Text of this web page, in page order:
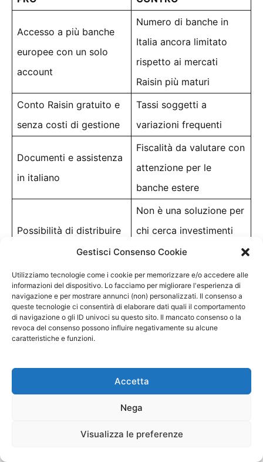
Gestisci Consenso Cookie
Utilizziamo tecnologie come i cookie per memorizzare e/o accedere alle
informazioni del dispositivo. Lo facciamo per migliorare l'esperienza di
navigazione e per mostrare annunci (non) personalizzati. Il consenso a
queste tecnologie ci consentirà di elaborare dati quali il comportamento
di navigazione o gli ID univoci su questo sito. Il mancato consenso o la
revoca del consenso possono influire negativamente su alcune
caratteristiche e funzioni.
Accetta
Nega
Visualizza le preferenze
Accesso a più banche
europee con un solo
account
Numero di banche in
Italia ancora limitato
rispetto ai mercati
Raisin più maturi
Conto Raisin gratuito e
senza costi di gestione
Tassi soggetti a
variazioni frequenti
Documenti e assistenza
in italiano
Fiscalità da valutare con
attenzione per le
banche estere
Possibilità di distribuire
la liquidità tra più
banche
Non è una soluzione per
chi cerca investimenti
ad alto rendimento o
strumenti finanziari
rischiosi
Perché Raisin può
essere utile proprio a un
risparmiatore italiano
sta solo nel tasso. L’aspetto più interessante è